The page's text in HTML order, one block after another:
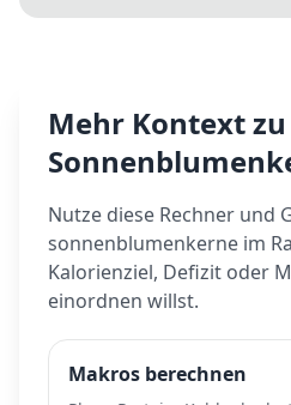
Mehr Kontext zu
Nutze diese Rechner und
sonnenblumenkerne im
Kalorienziel, Defizit oder
einordnen willst.
Makros berechnen